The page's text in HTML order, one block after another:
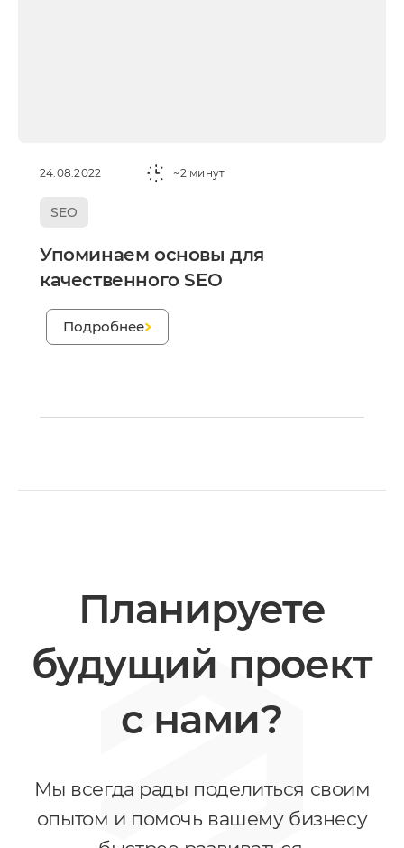
24.08.2022 ~2 минут
SEO
Упоминаем основы для
качественного SEO
Подробнее
Планируете
будущий проект
с нами?
Мы всегда рады поделиться своим
опытом и помочь вашему бизнесу